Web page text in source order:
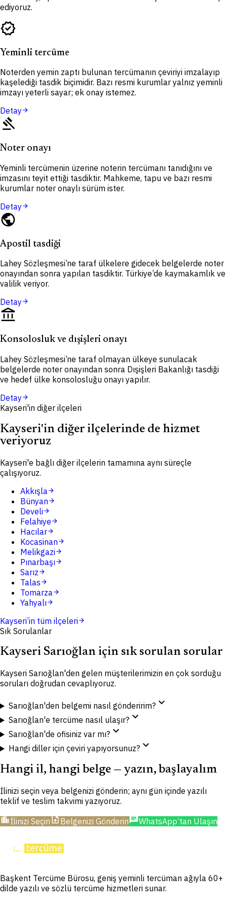
ediyoruz.
verified
Yeminli tercüme
Noterden yemin zaptı bulunan tercümanın çeviriyi imzalayıp
kaşelediği tasdik biçimidir. Bazı resmi kurumlar yalnız yeminli
imzayı yeterli sayar; ek onay istemez.
Detayarrow_forward
gavel
Noter onayı
Yeminli tercümenin üzerine noterin tercümanı tanıdığını ve
imzasını teyit ettiği tasdiktir. Mahkeme, tapu ve bazı resmi
kurumlar noter onaylı sürüm ister.
Detayarrow_forward
public
Apostil tasdiği
Lahey Sözleşmesi’ne taraf ülkelere gidecek belgelerde noter
onayından sonra yapılan tasdiktir. Türkiye’de kaymakamlık ve
valilik veriyor.
Detayarrow_forward
account_balance
Konsolosluk ve dışişleri onayı
Lahey Sözleşmesi’ne taraf olmayan ülkeye sunulacak
belgelerde noter onayından sonra Dışişleri Bakanlığı tasdiği
ve hedef ülke konsolosluğu onayı yapılır.
Detayarrow_forward
Kayseri'in diğer ilçeleri
Kayseri'in diğer ilçelerinde de hizmet
veriyoruz
Kayseri'e bağlı diğer ilçelerin tamamına aynı süreçle
çalışıyoruz.
Akkışlaarrow_forward
Bünyanarrow_forward
Develiarrow_forward
Felahiyearrow_forward
Hacılararrow_forward
Kocasinanarrow_forward
Melikgaziarrow_forward
Pınarbaşıarrow_forward
Sarızarrow_forward
Talasarrow_forward
Tomarzaarrow_forward
Yahyalıarrow_forward
Kayseri’in tüm ilçeleriarrow_forward
Sık Sorulanlar
Kayseri Sarıoğlan için sık sorulan sorular
Kayseri Sarıoğlan'den gelen müşterilerimizin en çok sorduğu
soruları doğrudan cevaplıyoruz.
Sarıoğlan'den belgemi nasıl gönderirim?expand_more
Sarıoğlan'e tercüme nasıl ulaşır?expand_more
Sarıoğlan'de ofisiniz var mı?expand_more
Hangi diller için çeviri yapıyorsunuz?expand_more
Hangi il, hangi belge — yazın, başlayalım
İlinizi seçin veya belgenizi gönderin; aynı gün içinde yazılı
teklif ve teslim takvimi yazıyoruz.
location_cityİlinizi Seçinupload_fileBelgenizi GönderinchatWhatsApp’tan Ulaşın
Başkent Tercüme Bürosu, geniş yeminli tercüman ağıyla 60+
dilde yazılı ve sözlü tercüme hizmetleri sunar.